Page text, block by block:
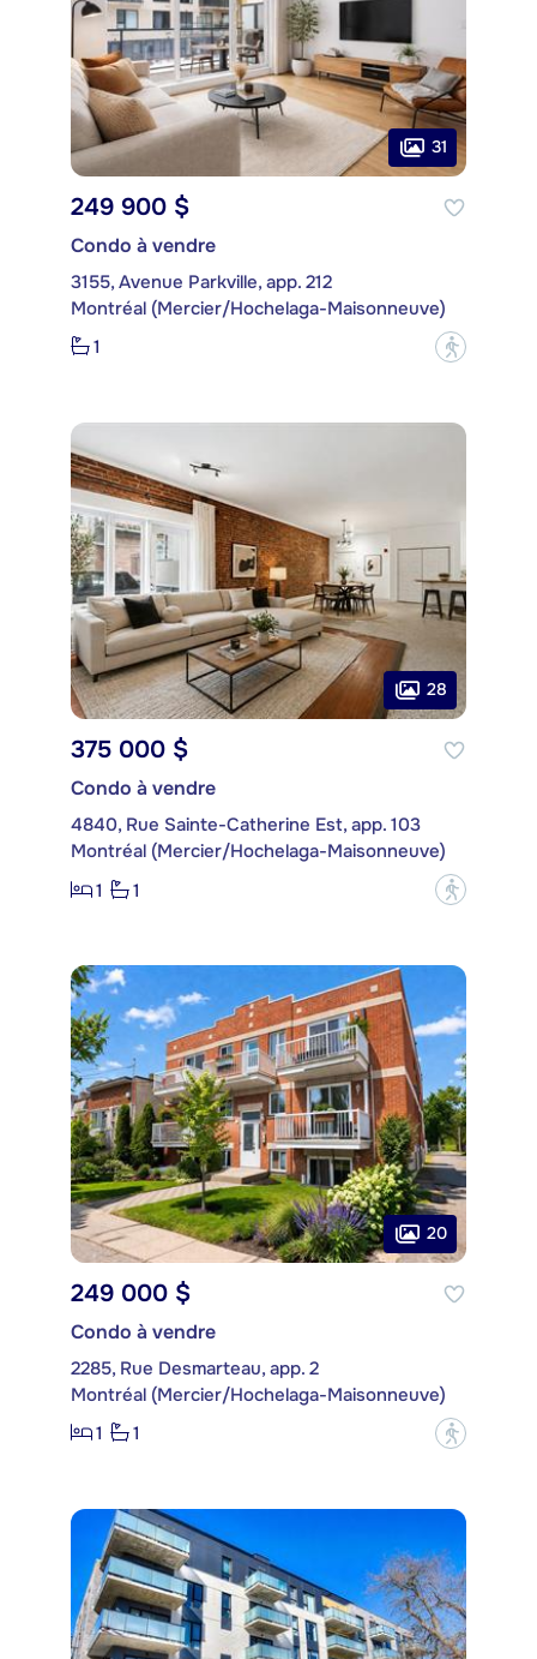
31
249 900 $
Condo à vendre
3155, Avenue Parkville, app. 212
Montréal (Mercier/Hochelaga-Maisonneuve)
1
?
28
375 000 $
Condo à vendre
4840, Rue Sainte-Catherine Est, app. 103
Montréal (Mercier/Hochelaga-Maisonneuve)
1
1 ?
20
249 000 $
Condo à vendre
2285, Rue Desmarteau, app. 2
Montréal (Mercier/Hochelaga-Maisonneuve)
1
1 ?